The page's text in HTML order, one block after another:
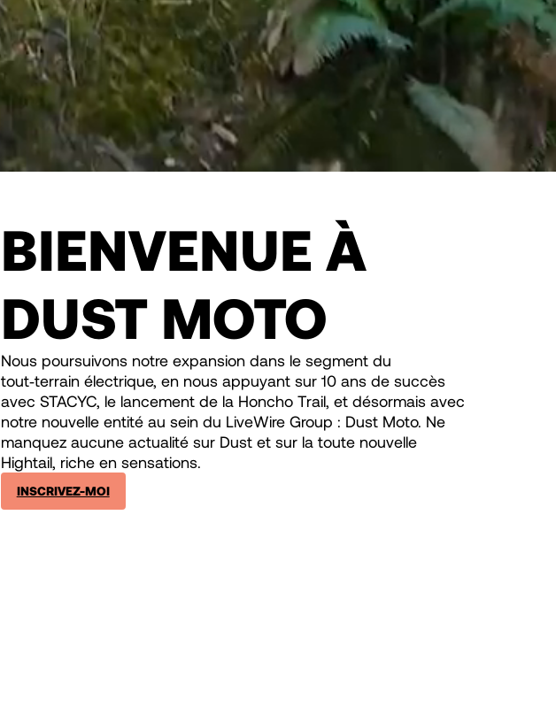
BIENVENUE À
DUST MOTO
Nous poursuivons notre expansion dans le segment du
tout‑terrain électrique, en nous appuyant sur 10 ans de succès
avec STACYC, le lancement de la Honcho Trail, et désormais avec
notre nouvelle entité au sein du LiveWire Group : Dust Moto. Ne
manquez aucune actualité sur Dust et sur la toute nouvelle
Hightail, riche en sensations.
INSCRIVEZ-MOI